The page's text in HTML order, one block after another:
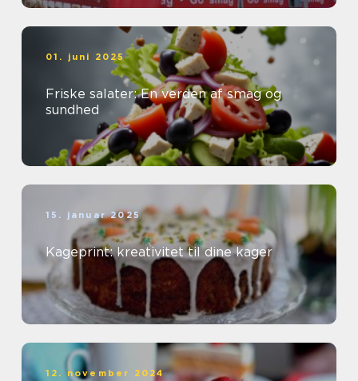
01. juni 2025
Friske salater: En verden af smag og
sundhed
15. januar 2025
Kageprint: kreativitet til dine kager
12. november 2024